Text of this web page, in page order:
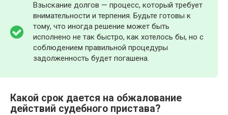
Взыскание долгов — процесс, который требует
внимательности и терпения. Будьте готовы к
тому, что иногда решение может быть
исполнено не так быстро, как хотелось бы, но с
соблюдением правильной процедуры
задолженность будет погашена.
Какой срок дается на обжалование
действий судебного пристава?